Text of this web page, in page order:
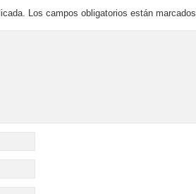
Los campos obligatorios están